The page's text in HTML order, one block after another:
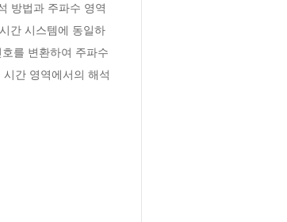
방법과 주파수 영역
간 시스템에 동일하
를 변환하여 주파수
간 영역에서의 해석